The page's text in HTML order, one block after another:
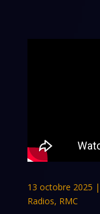
13 octobre 2025 |
Radios, RMC